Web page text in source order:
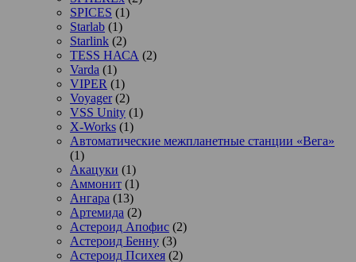
SPICES (1)
Starlab (1)
Starlink (2)
TESS НАСА (2)
Varda (1)
VIPER (1)
Voyager(2)
VSS Unity (1)
X-Works (1)
Автоматические межпланетные станции «Вега»
(1)
Акацуки (1)
Аммонит (1)
Ангара (13)
Артемида (2)
Астероид Апофис (2)
Астероид Бенну (3)
Астероид Психея (2)